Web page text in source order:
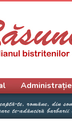
Administrație